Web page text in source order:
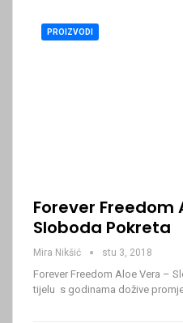
PROIZVODI
Forever Freedom
Sloboda Pokreta
Mira Nikšić stu 3, 2018
Forever Freedom Aloe Vera –
tijelu s godinama dožive